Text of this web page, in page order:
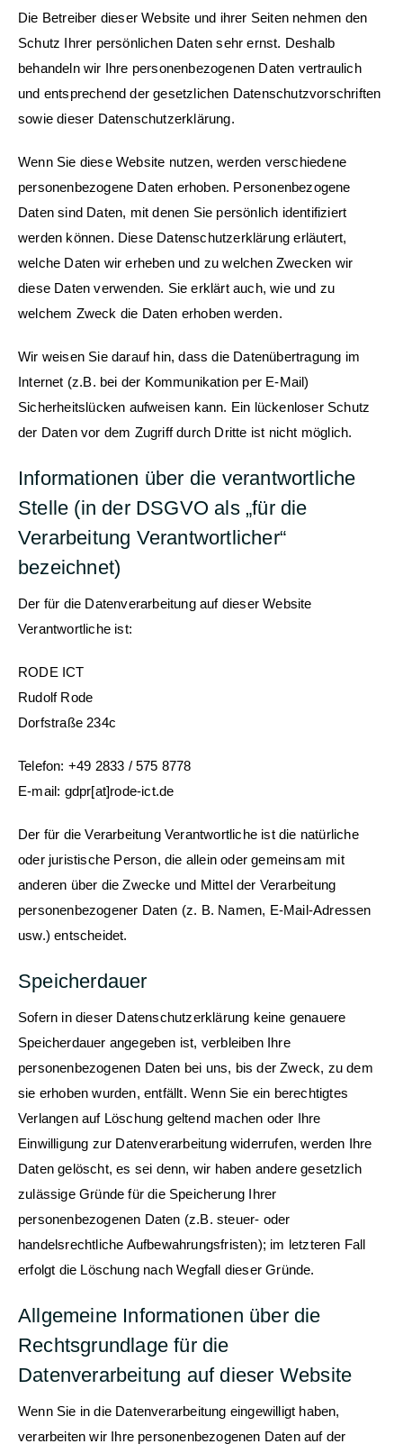
Die Betreiber dieser Website und ihrer Seiten nehmen den
Schutz Ihrer persönlichen Daten sehr ernst. Deshalb
behandeln wir Ihre personenbezogenen Daten vertraulich
und entsprechend der gesetzlichen Datenschutzvorschriften
sowie dieser Datenschutzerklärung.
Wenn Sie diese Website nutzen, werden verschiedene
personenbezogene Daten erhoben. Personenbezogene
Daten sind Daten, mit denen Sie persönlich identifiziert
werden können. Diese Datenschutzerklärung erläutert,
welche Daten wir erheben und zu welchen Zwecken wir
diese Daten verwenden. Sie erklärt auch, wie und zu
welchem Zweck die Daten erhoben werden.
Wir weisen Sie darauf hin, dass die Datenübertragung im
Internet (z.B. bei der Kommunikation per E-Mail)
Sicherheitslücken aufweisen kann. Ein lückenloser Schutz
der Daten vor dem Zugriff durch Dritte ist nicht möglich.
Informationen über die verantwortliche
Stelle (in der DSGVO als „für die
Verarbeitung Verantwortlicher“
bezeichnet)
Der für die Datenverarbeitung auf dieser Website
Verantwortliche ist:
RODE ICT
Rudolf Rode
Dorfstraße 234c
Telefon: +49 2833 / 575 8778
E-mail: gdpr[at]rode-ict.de
Der für die Verarbeitung Verantwortliche ist die natürliche
oder juristische Person, die allein oder gemeinsam mit
anderen über die Zwecke und Mittel der Verarbeitung
personenbezogener Daten (z. B. Namen, E-Mail-Adressen
usw.) entscheidet.
Speicherdauer
Sofern in dieser Datenschutzerklärung keine genauere
Speicherdauer angegeben ist, verbleiben Ihre
personenbezogenen Daten bei uns, bis der Zweck, zu dem
sie erhoben wurden, entfällt. Wenn Sie ein berechtigtes
Verlangen auf Löschung geltend machen oder Ihre
Einwilligung zur Datenverarbeitung widerrufen, werden Ihre
Daten gelöscht, es sei denn, wir haben andere gesetzlich
zulässige Gründe für die Speicherung Ihrer
personenbezogenen Daten (z.B. steuer- oder
handelsrechtliche Aufbewahrungsfristen); im letzteren Fall
erfolgt die Löschung nach Wegfall dieser Gründe.
Allgemeine Informationen über die
Rechtsgrundlage für die
Datenverarbeitung auf dieser Website
Wenn Sie in die Datenverarbeitung eingewilligt haben,
verarbeiten wir Ihre personenbezogenen Daten auf der